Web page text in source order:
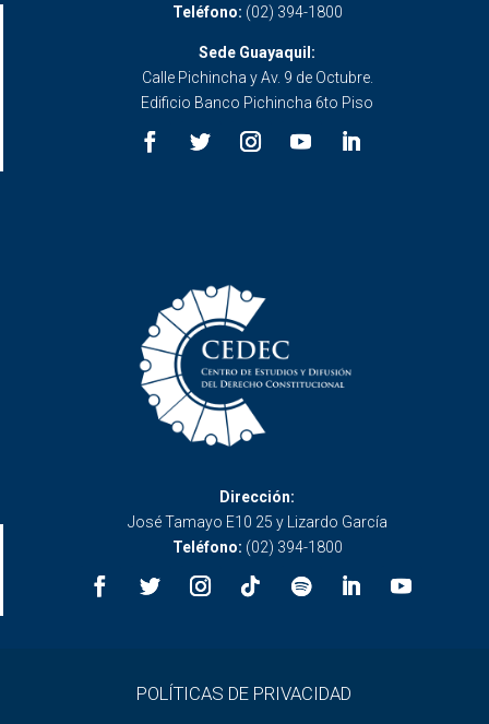
Teléfono: (02) 394-1800
Sede Guayaquil:
Calle Pichincha y Av. 9 de Octubre.
Edificio Banco Pichincha 6to Piso
Dirección:
José Tamayo E10 25 y Lizardo García
Teléfono: (02) 394-1800
POLÍTICAS DE PRIVACIDAD